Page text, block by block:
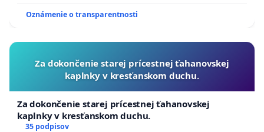
Oznámenie o transparentnosti
Za dokončenie starej prícestnej ťahanovskej
kaplnky v kresťanskom duchu.
Za dokončenie starej prícestnej ťahanovskej
kaplnky v kresťanskom duchu.
35 podpisov